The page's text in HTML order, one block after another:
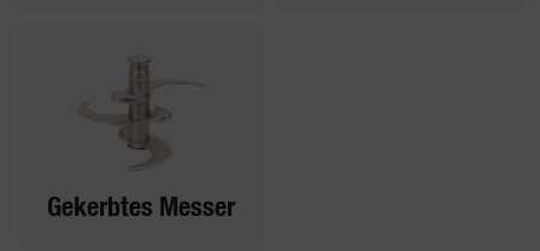
Gekerbtes Messer